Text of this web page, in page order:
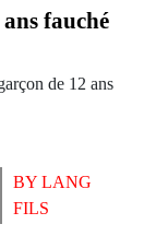
fauché
de 12 ans
BY LANG
FILS